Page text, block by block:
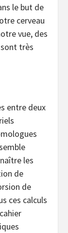
le but de
cerveau
vue, des
très
entre deux
les
de
de
ces calculs